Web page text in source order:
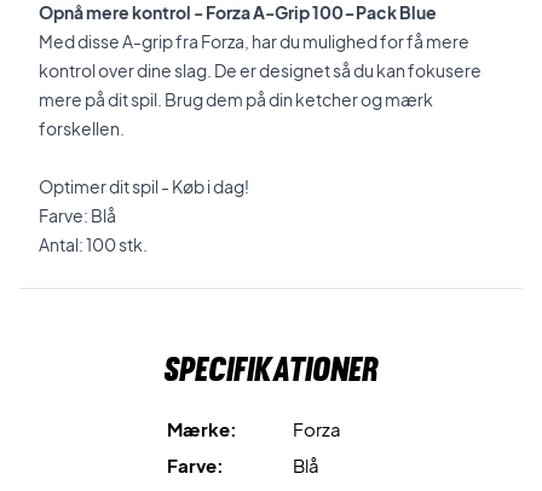
Opnå mere kontrol - Forza A-Grip 100-Pack Blue
Med disse A-grip fra Forza, har du mulighed for få mere
kontrol over dine slag. De er designet så du kan fokusere
mere på dit spil. Brug dem på din ketcher og mærk
forskellen.
Optimer dit spil - Køb i dag!
Farve: Blå
Antal: 100 stk.
Specifikationer
Mærke:
Forza
Farve:
Blå